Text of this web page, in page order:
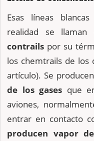
Esas líneas
realidad se llaman
contrails por su
los chemtrails de los
artículo). Se
de los gases que
aviones,
entrar en contacto
producen vapor